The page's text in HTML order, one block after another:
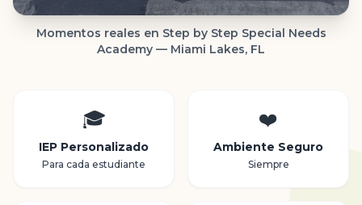
Momentos reales en Step by Step Special Needs
Academy — Miami Lakes, FL
🎓
IEP Personalizado
Para cada estudiante
❤️
Ambiente Seguro
Siempre